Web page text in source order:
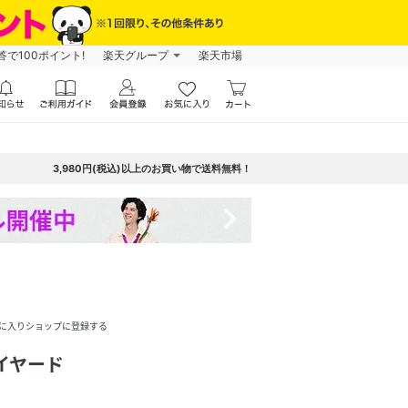
で100ポイント! 楽天グループ 楽天市場
3,980円(税込)以上のお買い物で送料無料！
入りショップに登録する
ヤード